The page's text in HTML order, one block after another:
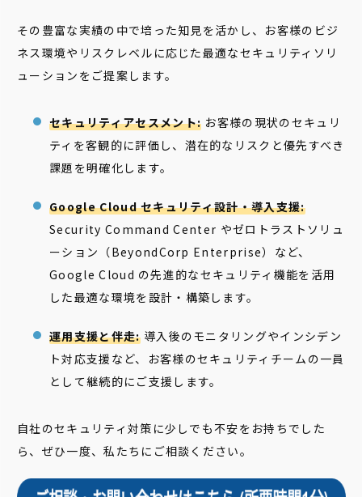
その豊富な実績の中で培った知見を活かし、お客様のビジ
ネス環境やリスクレベルに応じた最適なセキュリティソリ
ューションをご提案します。
セキュリティアセスメント: お客様の現状のセキュリ
ティを客観的に評価し、潜在的なリスクと優先すべき
課題を明確化します。
Google Cloud セキュリティ設計・導入支援:
Security Command Center やゼロトラストソリュ
ーション（BeyondCorp Enterprise）など、
Google Cloud の先進的なセキュリティ機能を活用
した最適な環境を設計・構築します。
運用支援と伴走:導入後のモニタリングやインシデン
ト対応支援など、お客様のセキュリティチームの一員
として継続的にご支援します。
自社のセキュリティ対策に少しでも不安をお持ちでした
ら、ぜひ一度、私たちにご相談ください。